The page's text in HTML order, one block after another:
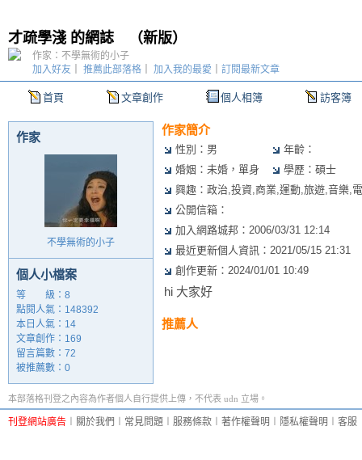
才疏學淺 的網誌 （新版）
首頁 文章創作 個人相簿 訪客簿
加入好友 推薦此部落格 加入我的最愛 訂閱最新文章
作家：不學無術的小子
作家
不學無術的小子
個人小檔案
等 級：8
點閱人氣：148392
本日人氣：14
文章創作：169
留言篇數：72
被推薦數： 0
作家簡介
性別：男
年齡：
婚姻：未婚，單身
學歷：碩士
興趣：政治,投資,商業,運動,旅遊,音樂,
公開信箱：
加入網路城邦：2006/03/31 12:14
最近更新個人資訊：2021/05/15 21:31
創作更新：2024/01/01 10:49
hi 大家好
推薦人
本部落格刊登之內容為作者個人自行提供上傳，不代表 udn 立場。
刊登網站廣告 關於我們 常見問題 服務條款 著作權聲明 隱私權聲明 客服